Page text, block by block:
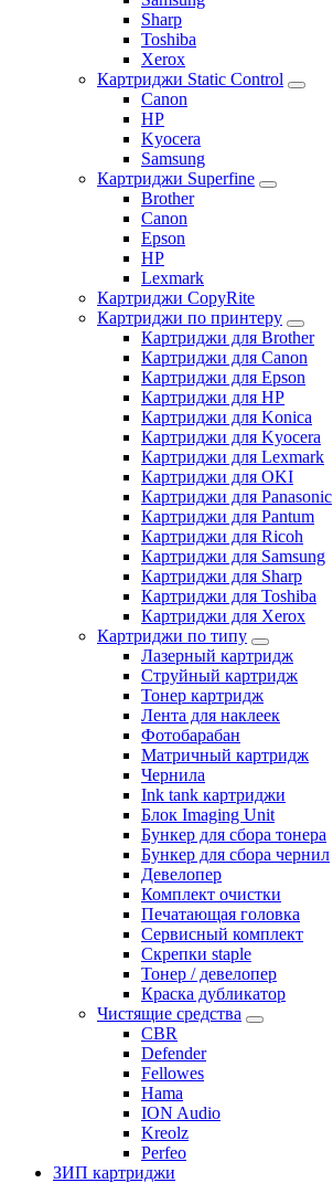
Sharp
Toshiba
Xerox
Картриджи Static Control
Canon
HP
Kyocera
Samsung
Картриджи Superfine
Brother
Canon
Epson
HP
Lexmark
Картриджи CopyRite
Картриджи по принтеру
Картриджи для Brother
Картриджи для Canon
Картриджи для Epson
Картриджи для HP
Картриджи для Konica
Картриджи для Kyocera
Картриджи для Lexmark
Картриджи для OKI
Картриджи для Panasonic
Картриджи для Pantum
Картриджи для Ricoh
Картриджи для Samsung
Картриджи для Sharp
Картриджи для Toshiba
Картриджи для Xerox
Картриджи по типу
Лазерный картридж
Струйный картридж
Тонер картридж
Лента для наклеек
Фотобарабан
Матричный картридж
Чернила
Ink tank картриджи
Блок Imaging Unit
Бункер для сбора тонера
Бункер для сбора чернил
Девелопер
Комплект очистки
Печатающая головка
Сервисный комплект
Скрепки staple
Тонер / девелопер
Краска дубликатор
Чистящие средства
CBR
Defender
Fellowes
Hama
ION Audio
Kreolz
Perfeo
ЗИП картриджи